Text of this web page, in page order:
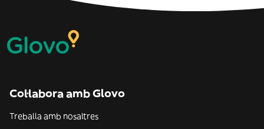
Col·labora amb Glovo
Treballa amb nosaltres